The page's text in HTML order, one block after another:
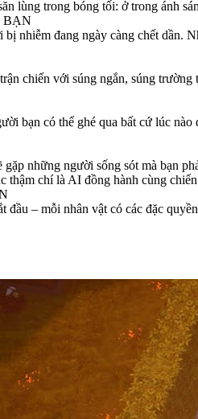
lùng trong bóng tối: ở trong ánh
BẠN
nhiễm đang ngày càng chết dần.
chiến với súng ngắn, súng trường
bạn có thể ghé qua bất cứ lúc
gặp những người sống sót mà bạn
thậm chí là AI đồng hành cùng
đầu – mỗi nhân vật có các đặc